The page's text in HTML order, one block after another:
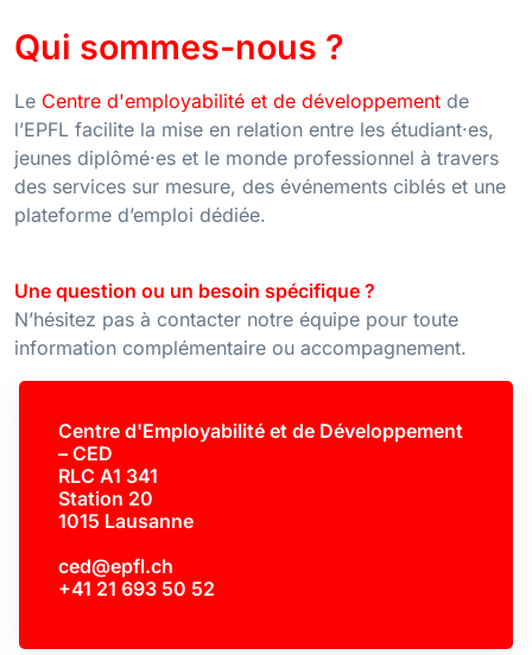
Qui sommes-nous ?
Le Centre d'employabilité et de développement de
l’EPFL facilite la mise en relation entre les étudiant·es,
jeunes diplômé·es et le monde professionnel à travers
des services sur mesure, des événements ciblés et une
plateforme d’emploi dédiée.
Une question ou un besoin spécifique ?
N’hésitez pas à contacter notre équipe pour toute
information complémentaire ou accompagnement.
Centre d'Employabilité et de Développement
– CED
RLC A1 341
Station 20
1015 Lausanne
ced@epfl.ch
+41 21 693 50 52